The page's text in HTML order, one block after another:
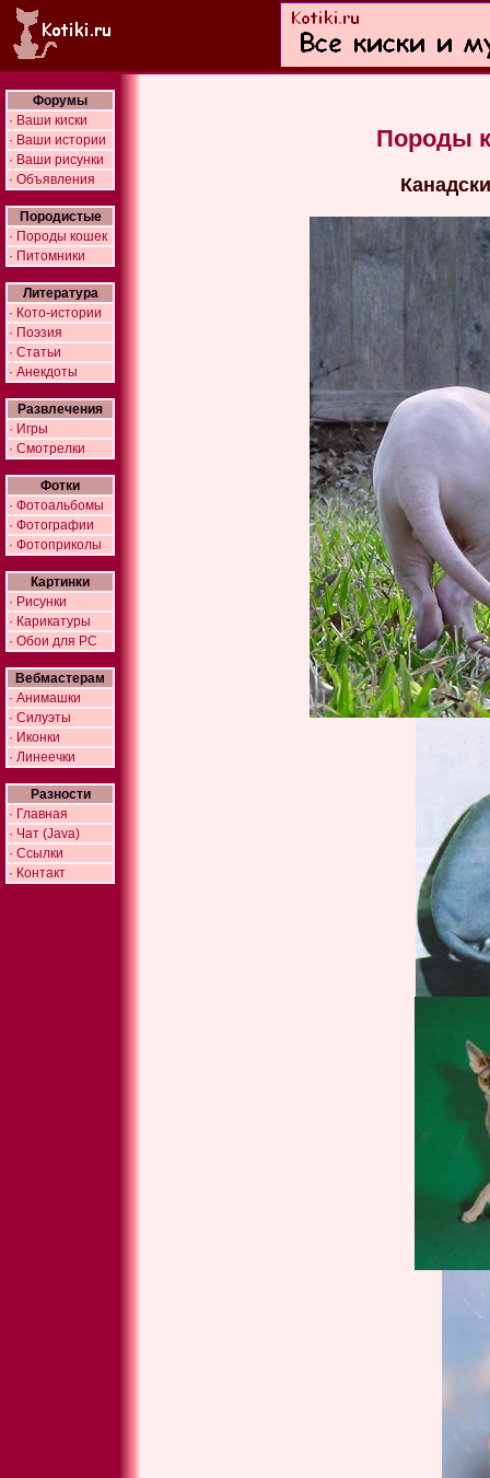
Форумы
· Ваши киски
· Ваши истории
· Ваши рисунки
· Объявления
Породистые
· Породы кошек
· Питомники
Литература
· Кото-истории
· Поэзия
· Статьи
· Анекдоты
Развлечения
· Игры
· Смотрелки
Фотки
· Фотоальбомы
· Фотографии
· Фотоприколы
Картинки
· Рисунки
· Карикатуры
· Обои для PC
Вебмастерам
· Анимашки
· Силуэты
· Иконки
· Линеечки
Разности
· Главная
· Чат (Java)
· Ссылки
· Контакт
Породы